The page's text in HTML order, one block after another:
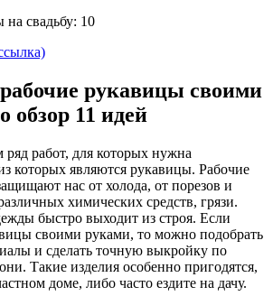
рукавицы своими
обзор 11 идей
работ, для которых нужна
которых являются рукавицы. Рабочие
нас от холода, от порезов и
химических средств, грязи.
быстро выходит из строя. Если
своими руками, то можно подобрать
и сделать точную выкройку по
Такие изделия особенно пригодятся,
доме, либо часто ездите на дачу.